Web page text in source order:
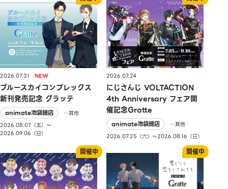
2026.07.31
ブルースカイコンプレックス
新刊発売記念 グラッテ
animate池袋總店
…其他
2026.08.07（五）〜
2026.09.06（日）
2026.07.24
にじさんじ VOLTACTION
4th Anniversary フェア開
催記念Gratte
animate池袋總店
…其他
2026.07.25（六）〜2026.08.16（日）